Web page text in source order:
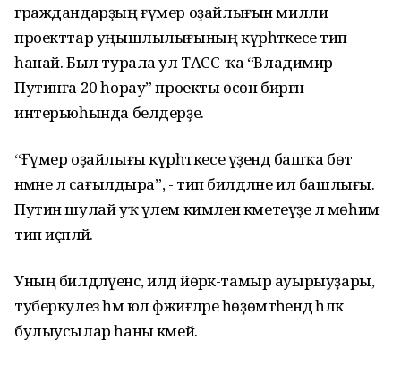
граждандарҙың ғүмер оҙайлығын милли
проекттар уңышлылығының күрһәткесе тип
һанай. Был турала ул ТАСС-ҡа “Владимир
Путинға 20 һорау” проекты өсөн биргән
интерьюһында белдерҙе.
“Ғүмер оҙайлығы күрһәткесе үҙендә башҡа бөтә
нәмәне лә сағылдыра”, - тип билдәләне ил башлығы.
Путин шулай уҡ үлем кимәлен кәметеүҙе лә мөһим
тип иҫәпләй.
Уның билдәләүенсә, илдә йөрәк-тамыр ауырыуҙары,
туберкулез һәм юл фәжиғәләре һөҙөмтәһендә һәләк
булыусылар һаны кәмей.